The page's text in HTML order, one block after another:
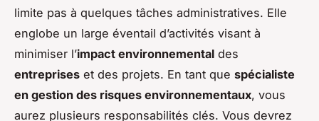
limite pas à quelques tâches administratives. Elle
englobe un large éventail d’activités visant à
minimiser l’impact environnemental des
entreprises et des projets. En tant que spécialiste
en gestion des risques environnementaux, vous
aurez plusieurs responsabilités clés. Vous devrez